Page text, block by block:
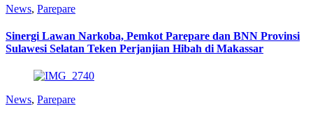
News, Parepare
Sinergi Lawan Narkoba, Pemkot Parepare dan BNN Provinsi
Sulawesi Selatan Teken Perjanjian Hibah di Makassar
News, Parepare